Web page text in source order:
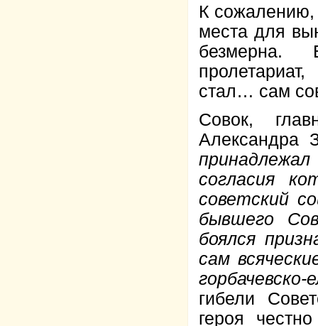
К сожалению,
места для
безмерна.
стал… сам
Совок,
Александра
согласия
советский
бывшего
боялся
сам
горбачевско-
гибели
героя